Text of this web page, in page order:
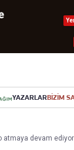
YAZARLARBİZİM
atmaya devam